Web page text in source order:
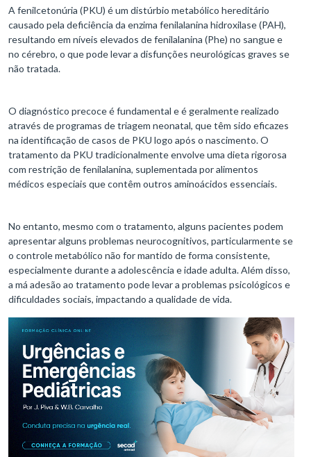
A fenilcetonúria (PKU) é um distúrbio metabólico hereditário
causado pela deficiência da enzima fenilalanina hidroxilase (PAH),
resultando em níveis elevados de fenilalanina (Phe) no sangue e
no cérebro, o que pode levar a disfunções neurológicas graves se
não tratada.
O diagnóstico precoce é fundamental e é geralmente realizado
através de programas de triagem neonatal, que têm sido eficazes
na identificação de casos de PKU logo após o nascimento. O
tratamento da PKU tradicionalmente envolve uma dieta rigorosa
com restrição de fenilalanina, suplementada por alimentos
médicos especiais que contêm outros aminoácidos essenciais.
No entanto, mesmo com o tratamento, alguns pacientes podem
apresentar alguns problemas neurocognitivos, particularmente se
o controle metabólico não for mantido de forma consistente,
especialmente durante a adolescência e idade adulta. Além disso,
a má adesão ao tratamento pode levar a problemas psicológicos e
dificuldades sociais, impactando a qualidade de vida.